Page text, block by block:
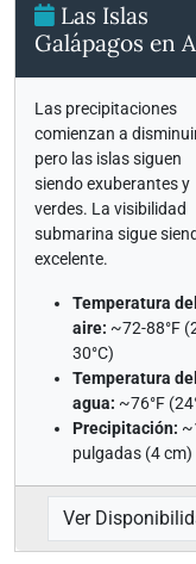
Las Islas
Galápagos en
Las precipitaciones
comienzan a
pero las islas siguen
siendo exuberantes y
verdes. La visibilidad
submarina sigue
excelente.
Temperatura del
aire: ~72-88°F
30°C)
Temperatura del
agua: ~76°F
Precipitación:
pulgadas (4 cm)
Ver